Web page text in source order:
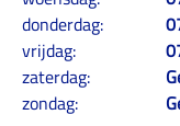
donderdag:
vrijdag:
zaterdag:
zondag: